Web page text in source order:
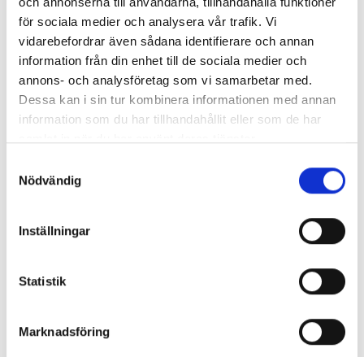
för sociala medier och analysera vår trafik. Vi
vidarebefordrar även sådana identifierare och annan
information från din enhet till de sociala medier och
annons- och analysföretag som vi samarbetar med.
Dessa kan i sin tur kombinera informationen med annan
information som du har tillhandahållit eller som de har
Nödvändig
Inställningar
Statistik
Marknadsföring
– En, två, tre, fyra, fem, säger Vidar och lägger ett finger
på varje.
– Får ni ett finger på varje? Just det, du har en tumme
också, säger hon till ett av barnen som inte riktigt får till
Ställer följdfrågor
– Åtta.
– Hur många har jag gömt då?